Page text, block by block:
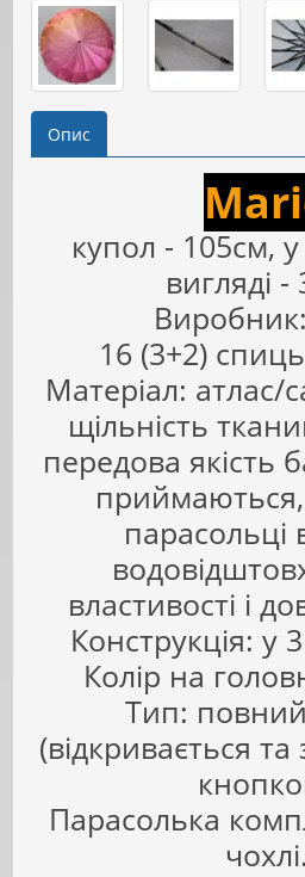
Опис
купол - 105см,
вигляді -
16 (3+2)
Матеріал: атлас/
щільність
передова якість
парасольці
властивості і
Конструкція: у
Колір на
Тип:
(відкривається
Парасолька
чохлі.